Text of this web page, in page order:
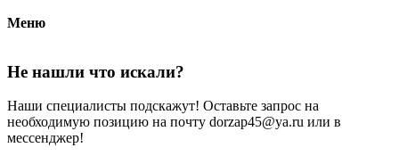
Меню
Не нашли что искали?
Наши специалисты подскажут! Оставьте запрос на
необходимую позицию на почту dorzap45@ya.ru или в
мессенджер!